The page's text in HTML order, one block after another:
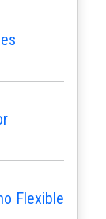
Flexible